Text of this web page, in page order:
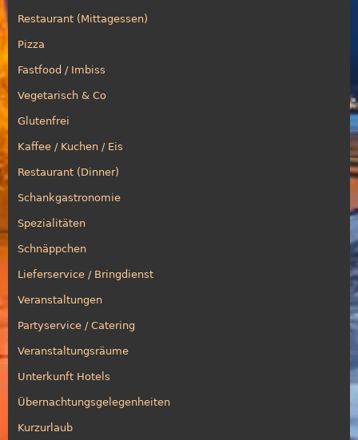
Restaurant (Mittagessen)
Pizza
Fastfood / Imbiss
Vegetarisch & Co
Glutenfrei
Kaffee / Kuchen / Eis
Restaurant (Dinner)
Schankgastronomie
Spezialitäten
Schnäppchen
Lieferservice / Bringdienst
Veranstaltungen
Partyservice / Catering
Veranstaltungsräume
Unterkunft Hotels
Übernachtungsgelegenheiten
Kurzurlaub